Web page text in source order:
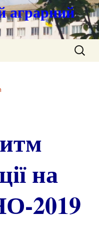
аграрний
Пошук:
на
2019